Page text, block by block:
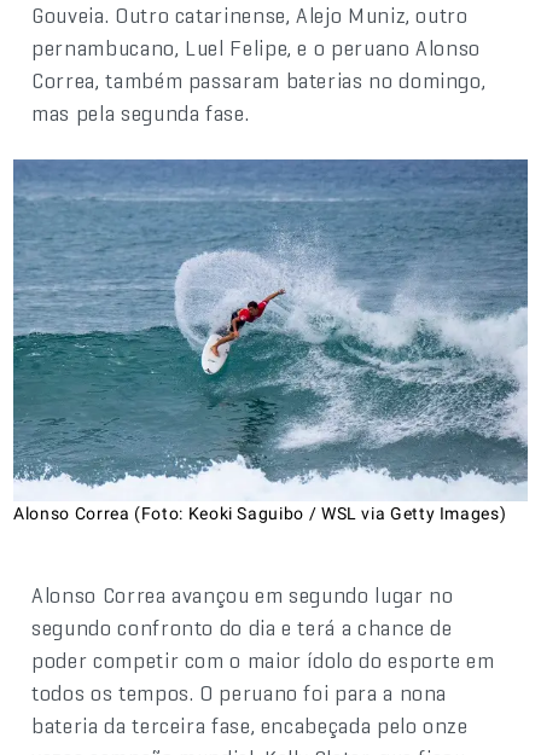
Gouveia. Outro catarinense, Alejo Muniz, outro
pernambucano, Luel Felipe, e o peruano Alonso
Correa, também passaram baterias no domingo,
mas pela segunda fase.
Alonso Correa (Foto: Keoki Saguibo / WSL via Getty Images)
Alonso Correa avançou em segundo lugar no
segundo confronto do dia e terá a chance de
poder competir com o maior ídolo do esporte em
todos os tempos. O peruano foi para a nona
bateria da terceira fase, encabeçada pelo onze